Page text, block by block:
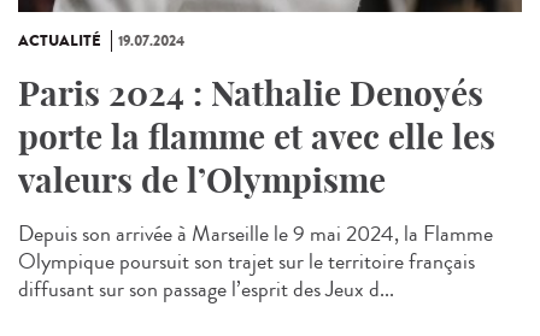
ACTUALITÉ 19.07.2024
Paris 2024 : Nathalie Denoyés
porte la flamme et avec elle les
valeurs de l’Olympisme
Depuis son arrivée à Marseille le 9 mai 2024, la Flamme
Olympique poursuit son trajet sur le territoire français
diffusant sur son passage l’esprit des Jeux d...